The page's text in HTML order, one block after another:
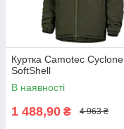
Куртка Camotec Cyclone
SoftShell
В наявності
1 488,90 ₴ 4 963 ₴